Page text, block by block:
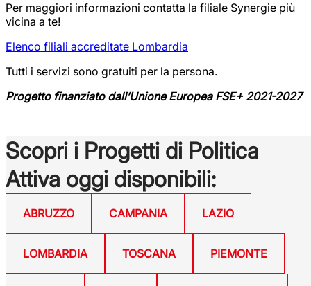
Per maggiori informazioni contatta la filiale Synergie più
vicina a te!
Elenco filiali accreditate Lombardia
Tutti i servizi sono gratuiti per la persona.
Progetto finanziato dall’Unione Europea FSE+ 2021-2027
Scopri i Progetti di Politica
Attiva oggi disponibili:
ABRUZZO CAMPANIA LAZIO
LOMBARDIA TOSCANA PIEMONTE